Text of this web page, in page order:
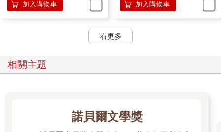
加入購物車 加入購物車
看更多
相關主題
諾貝爾文學獎